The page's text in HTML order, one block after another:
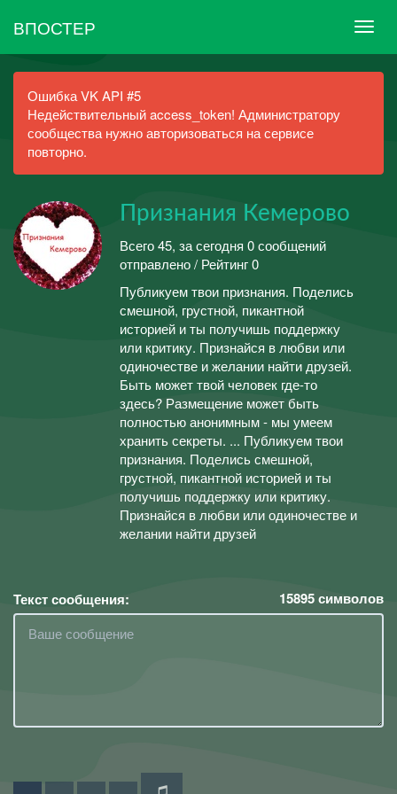
ВПОСТЕР
Ошибка VK API #5
Недействительный access_token! Администратору
сообщества нужно авторизоваться на сервисе
повторно.
Признания Кемерово
Всего 45, за сегодня 0 сообщений
отправлено / Рейтинг 0
Публикуем твои признания. Поделись
смешной, грустной, пикантной
историей и ты получишь поддержку
или критику. Признайся в любви или
одиночестве и желании найти друзей.
Быть может твой человек где-то
здесь? Размещение может быть
полностью анонимным - мы умеем
хранить секреты. ... Публикуем твои
признания. Поделись смешной,
грустной, пикантной историей и ты
получишь поддержку или критику.
Признайся в любви или одиночестве и
желании найти друзей
Текст сообщения: 15895символов